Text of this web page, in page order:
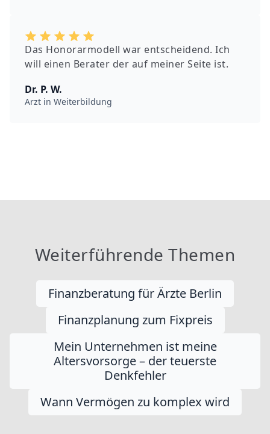
Das Honorarmodell war entscheidend. Ich
will einen Berater der auf meiner Seite ist.
Dr. P. W.
Arzt in Weiterbildung
Weiterführende Themen
Finanzberatung für Ärzte Berlin
Finanzplanung zum Fixpreis
Mein Unternehmen ist meine
Altersvorsorge – der teuerste
Denkfehler
Wann Vermögen zu komplex wird